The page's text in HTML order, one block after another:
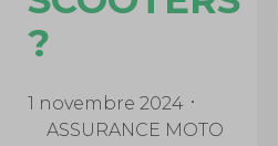
?
1 novembre 2024
ASSURANCE MOTO